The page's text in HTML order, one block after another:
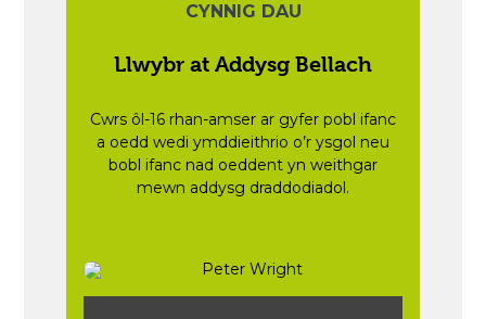
CYNNIG DAU
Llwybr at Addysg Bellach
Cwrs ôl-16 rhan-amser ar gyfer pobl ifanc
a oedd wedi ymddieithrio o’r ysgol neu
bobl ifanc nad oeddent yn weithgar
mewn addysg draddodiadol.